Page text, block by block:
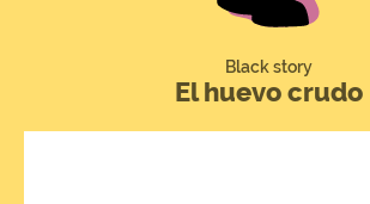
Black story
El huevo crudo